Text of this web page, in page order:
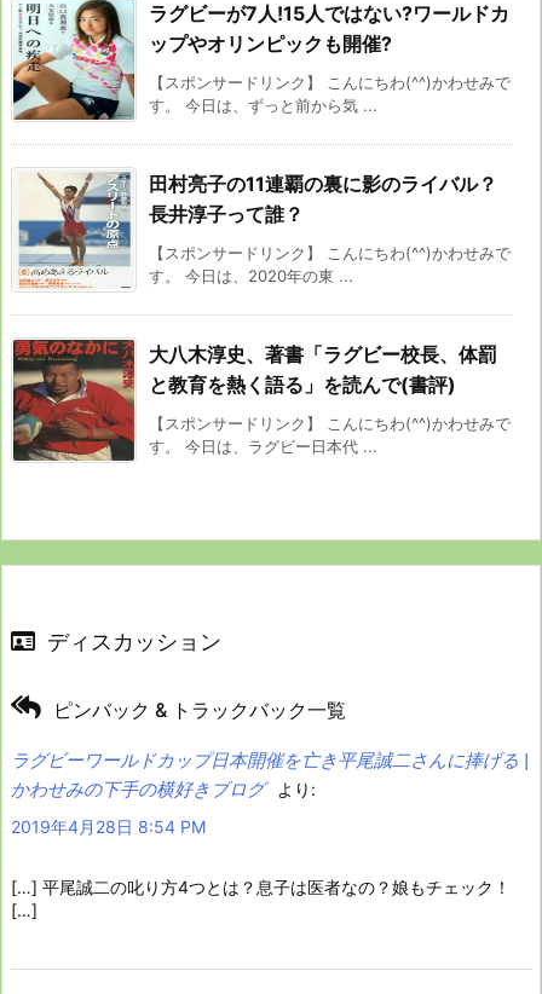
ラグビーが7人!15人ではない?ワールドカ
ップやオリンピックも開催?
【スポンサードリンク】 こんにちわ(^^)かわせみで
す。 今日は、ずっと前から気 ...
田村亮子の11連覇の裏に影のライバル？
長井淳子って誰？
【スポンサードリンク】 こんにちわ(^^)かわせみで
す。 今日は、2020年の東 ...
大八木淳史、著書「ラグビー校長、体罰
と教育を熱く語る」を読んで(書評)
【スポンサードリンク】 こんにちわ(^^)かわせみで
す。 今日は、ラグビー日本代 ...
ディスカッション
ピンバック & トラックバック一覧
ラグビーワールドカップ日本開催を亡き平尾誠二さんに捧げる |
かわせみの下手の横好きブログ
より:
2019年4月28日 8:54 PM
[…] 平尾誠二の叱り方4つとは？息子は医者なの？娘もチェック！
[…]